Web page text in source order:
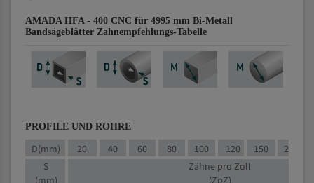
AMADA HFA - 400 CNC für 4995 mm Bi-Metall
Bandsägeblätter Zahnempfehlungs-Tabelle
PROFILE UND ROHRE
D(mm) 20 40 60 80 100 120 150 200
S
Zähne pro Zoll